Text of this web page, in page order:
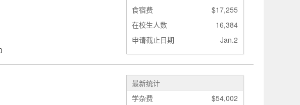
食宿费
$17,255
在校生人数
16,384
申请截止日期
Jan.2
最新统计
学杂费
$54,002